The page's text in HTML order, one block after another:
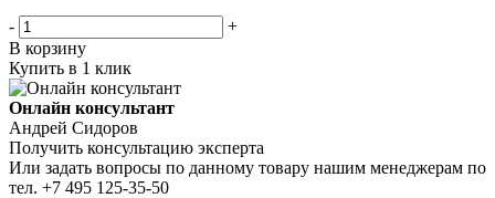
-
+
В корзину
Купить в 1 клик
Онлайн консультант
Андрей Сидоров
Получить консультацию эксперта
Или задать вопросы по данному товару нашим менеджерам по
тел. +7 495 125-35-50